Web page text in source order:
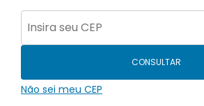
CONSULTAR
Não sei meu CEP